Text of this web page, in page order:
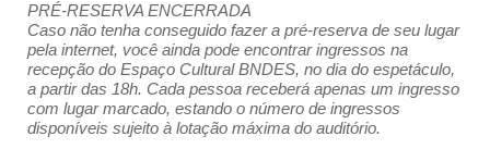
PRÉ-RESERVA ENCERRADA
Caso não tenha conseguido fazer a pré-reserva de seu lugar
pela internet, você ainda pode encontrar ingressos na
recepção do Espaço Cultural BNDES, no dia do espetáculo,
a partir das 18h. Cada pessoa receberá apenas um ingresso
com lugar marcado, estando o número de ingressos
disponíveis sujeito à lotação máxima do auditório.